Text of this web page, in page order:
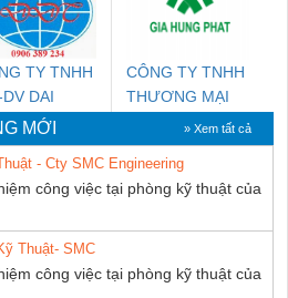
TY TNHH
DAI
THANH
CÔNG TY TNHH
THƯƠNG MẠI
DỊCH VỤ KỸ
THUẬT ĐIỆN CƠ
GIA HƯNG
PHÁT
MỚI » Xem tất cả
- Cty SMC Engineering
công việc tại phòng kỹ thuật của
Thuật- SMC
công việc tại phòng kỹ thuật của